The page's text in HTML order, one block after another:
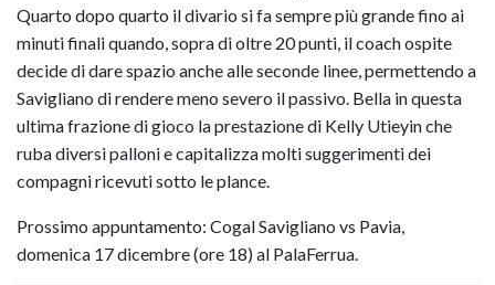
Quarto dopo quarto il divario si fa sempre più grande fino ai
minuti finali quando, sopra di oltre 20 punti, il coach ospite
decide di dare spazio anche alle seconde linee, permettendo a
Savigliano di rendere meno severo il passivo. Bella in questa
ultima frazione di gioco la prestazione di Kelly Utieyin che
ruba diversi palloni e capitalizza molti suggerimenti dei
compagni ricevuti sotto le plance.
Prossimo appuntamento: Cogal Savigliano vs Pavia,
domenica 17 dicembre (ore 18) al PalaFerrua.